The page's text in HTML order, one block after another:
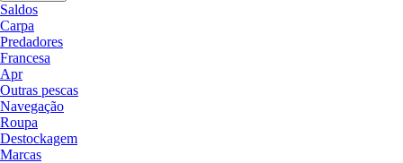
Saldos
Carpa
Predadores
Francesa
Apr
Outras pescas
Navegação
Roupa
Destockagem
Marcas